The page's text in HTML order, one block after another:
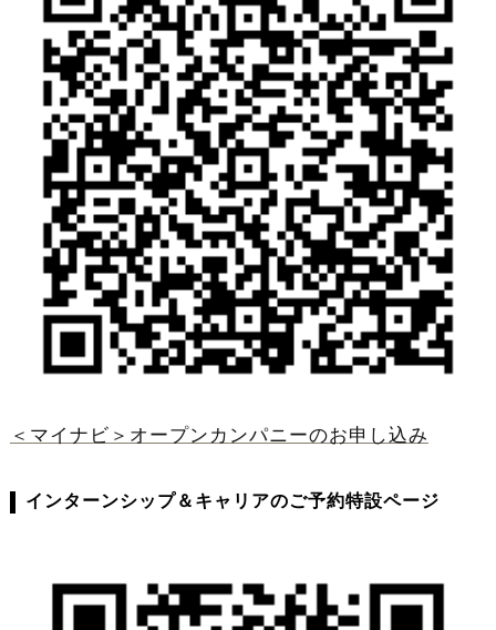
＜マイナビ＞オープンカンパニーのお申し込み
インターンシップ＆キャリアのご予約特設ページ